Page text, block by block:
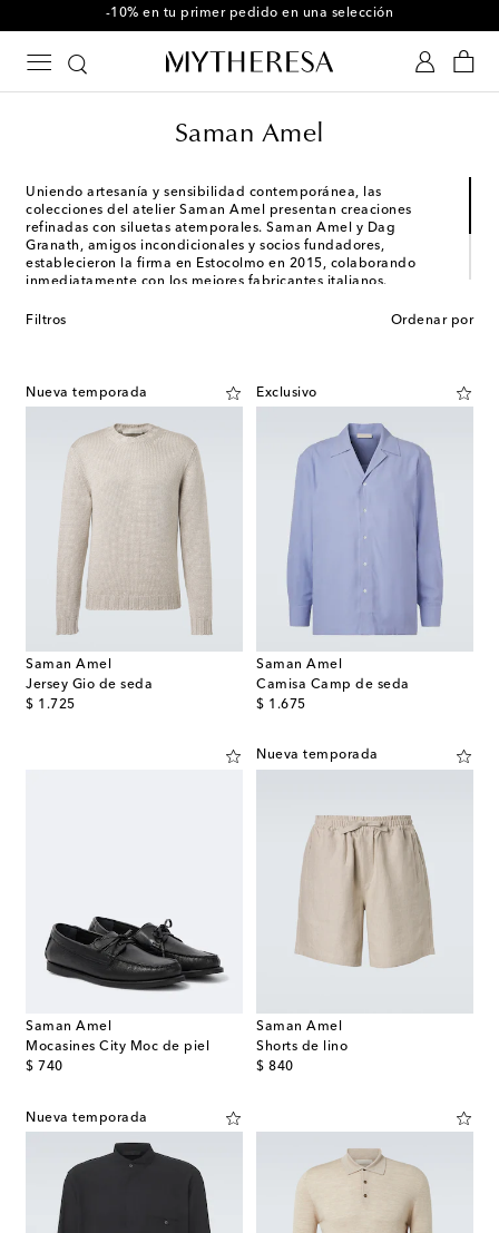
Usa el código FIRST10 en compras superiores a $600
Saman Amel
Uniendo artesanía y sensibilidad contemporánea, las
colecciones del atelier Saman Amel presentan creaciones
refinadas con siluetas atemporales. Saman Amel y Dag
Granath, amigos incondicionales y socios fundadores,
establecieron la firma en Estocolmo en 2015, colaborando
inmediatamente con los mejores fabricantes italianos.
Centrándose en la sutileza, la discreción y la integridad, la
marca aspira a crear diseños excepcionales y, al mismo tiempo,
Filtros Ordenar por
Nueva temporada
Saman Amel
Jersey Gio de seda
$ 1.725
original price
Exclusivo
Saman Amel
Camisa Camp de seda
$ 1.675
original price
Saman Amel
Mocasines City Moc de piel
$ 740
original price
Nueva temporada
Saman Amel
Shorts de lino
$ 840
original price
Nueva temporada